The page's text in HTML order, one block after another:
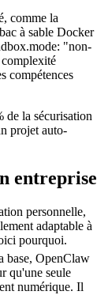
comme la
à sable Docker
"non-
compétences
de la sécurisation
projet auto-
entreprise
personnelle,
adaptable à
pourquoi.
base, OpenClaw
qu'une seule
numérique. Il